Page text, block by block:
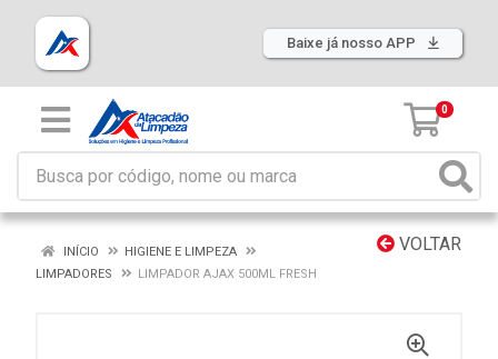
Baixe já nosso APP
0
VOLTAR
INÍCIO
HIGIENE E LIMPEZA
LIMPADORES
LIMPADOR AJAX 500ML FRESH